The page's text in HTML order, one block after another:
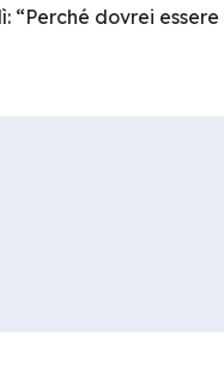
“Perché dovrei